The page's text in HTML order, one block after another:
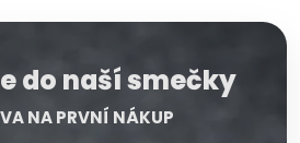
do naší smečky
NA PRVNÍ NÁKUP